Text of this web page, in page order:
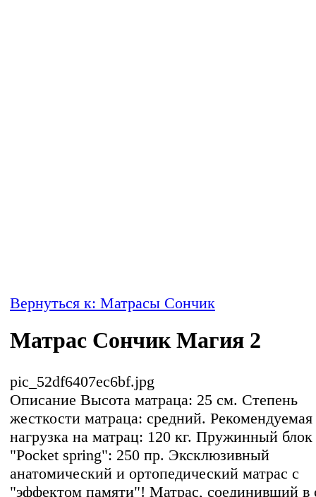
Вернуться к: Матрасы Сончик
Матрас Сончик Магия 2
pic_52df6407ec6bf.jpg
Описание Высота матраца: 25 см. Степень
жесткости матраца: средний. Рекомендуемая
нагрузка на матрац: 120 кг. Пружинный блок
"Pocket spring": 250 пр. Эксклюзивный
анатомический и ортопедический матрас с
"эффектом памяти"! Матрас, соединивший в